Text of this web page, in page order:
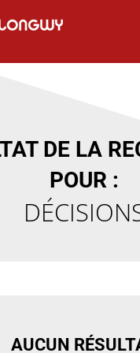
DE LA
POUR :
AUCUN